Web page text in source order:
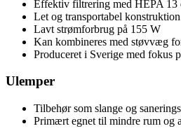
Effektiv filtrering med HEPA 13
Let og transportabel konstruktion
Lavt strømforbrug på 155 W
Kan kombineres med støvvæg
Produceret i Sverige med fokus
Ulemper
Tilbehør som slange og
Primært egnet til mindre rum og